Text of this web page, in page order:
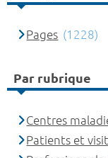
Pages (1228)
Par rubrique
Centres
Patients et